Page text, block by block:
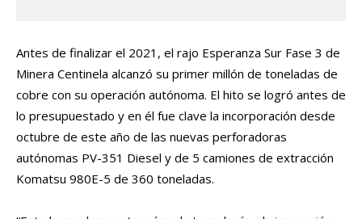
Antes de finalizar el 2021, el rajo Esperanza Sur Fase 3 de
Minera Centinela alcanzó su primer millón de toneladas de
cobre con su operación autónoma. El hito se logró antes de
lo presupuestado y en él fue clave la incorporación desde
octubre de este año de las nuevas perforadoras
autónomas PV-351 Diesel y de 5 camiones de extracción
Komatsu 980E-5 de 360 toneladas.